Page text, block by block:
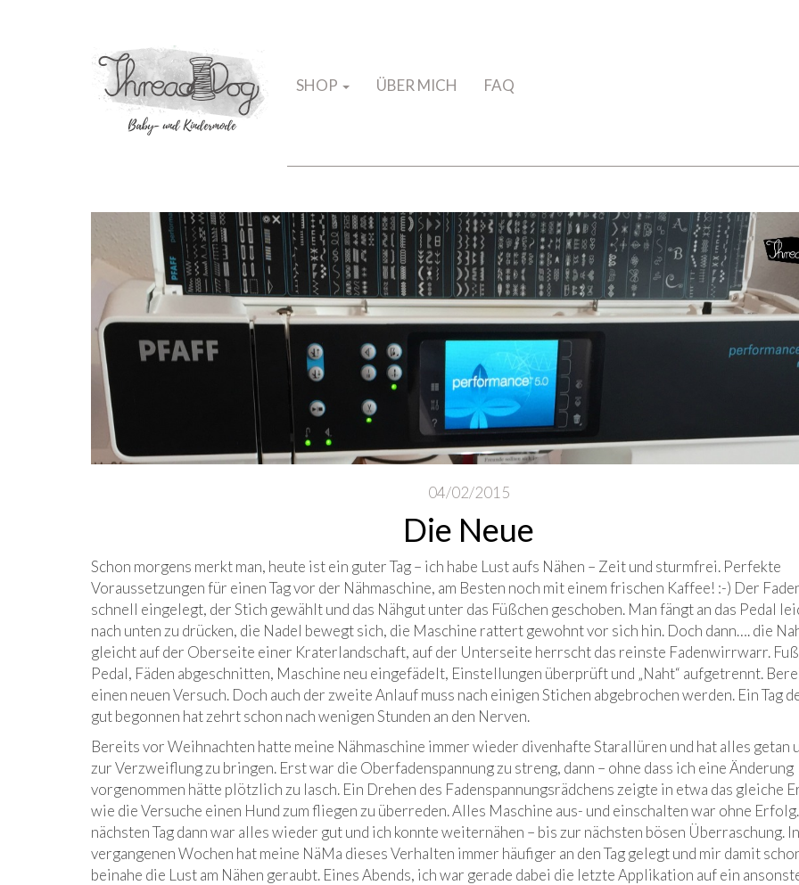
SHOP ÜBER MICH FAQ
04/02/2015
Die Neue
Schon morgens merkt man, heute ist ein guter Tag – ich habe Lust aufs Nähen – Zeit und sturmfrei. Perfekte
Voraussetzungen für einen Tag vor der Nähmaschine, am Besten noch mit einem frischen Kaffee! :-) Der
schnell eingelegt, der Stich gewählt und das Nähgut unter das Füßchen geschoben. Man fängt an das Pedal
nach unten zu drücken, die Nadel bewegt sich, die Maschine rattert gewohnt vor sich hin. Doch dann…. die
gleicht auf der Oberseite einer Kraterlandschaft, auf der Unterseite herrscht das reinste Fadenwirrwarr.
Pedal, Fäden abgeschnitten, Maschine neu eingefädelt, Einstellungen überprüft und „Naht“ aufgetrennt.
einen neuen Versuch. Doch auch der zweite Anlauf muss nach einigen Stichen abgebrochen werden. Ein Tag
gut begonnen hat zehrt schon nach wenigen Stunden an den Nerven.
Bereits vor Weihnachten hatte meine Nähmaschine immer wieder divenhafte Starallüren und hat alles getan
zur Verzweiflung zu bringen. Erst war die Oberfadenspannung zu streng, dann – ohne dass ich eine Änderung
vorgenommen hätte plötzlich zu lasch. Ein Drehen des Fadenspannungsrädchens zeigte in etwa das gleiche
wie die Versuche einen Hund zum fliegen zu überreden. Alles Maschine aus- und einschalten war ohne
nächsten Tag dann war alles wieder gut und ich konnte weiternähen – bis zur nächsten bösen Überraschung.
vergangenen Wochen hat meine NäMa dieses Verhalten immer häufiger an den Tag gelegt und mir damit
beinahe die Lust am Nähen geraubt. Eines Abends, ich war gerade dabei die letzte Applikation auf ein